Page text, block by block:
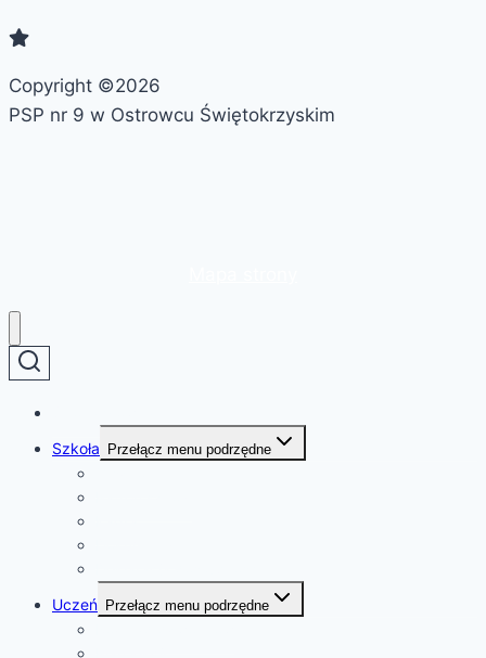
Copyright ©2026
PSP nr 9 w Ostrowcu Świętokrzyskim
Szkoła
Przełącz menu podrzędne
Uczeń Przełącz menu podrzędne